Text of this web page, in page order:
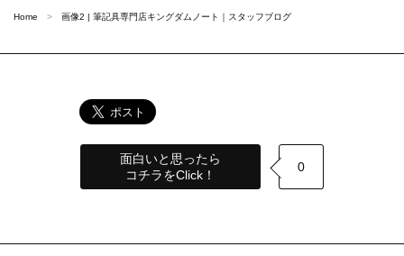
Home 画像2 | 筆記具専門店キングダムノート｜スタッフブログ
面白いと思ったら
コチラをClick！
0